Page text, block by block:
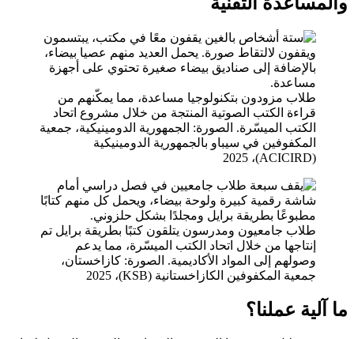
طلاب مزودون بتكنولوجيا مساعدة، مما يمكّنهم من
قراءة الكتب الصوتية المنتجة من خلال مشروع اتحاد
الكتب الميسّرة. الصورة: الجمهورية الدومينيكية، جمعية
المكفوفين في سيباو بالجمهورية الدومينيكية
(ACICIRD)، 2025
طلاب جامعيون ومدرسون يتلقون كتبًا بطريقة برايل تم
إنتاجها من خلال اتحاد الكتب الميسّرة، مما يدعم
وصولهم إلى المواد الأكاديمية. الصورة: كازاخستان،
جمعية المكفوفين الكازاخستانية (KSB)، 2025
ما آلية عملنا؟